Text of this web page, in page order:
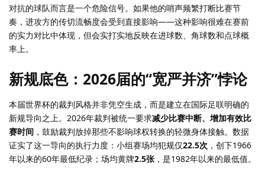
对抗的球队而言是一个危险信号。如果他的哨声频繁打断比赛节
奏，进攻方的传切流畅度会受到直接影响——这种影响很难在赛前
的实力对比中体现，但会实打实地反映在进球数、角球数和点球概
率上。
新规底色：2026届的“宽严并济”悖论
本届世界杯的裁判风格并非凭空生成，而是建立在国际足联明确的
新规导向之上。2026年裁判被统一要求减少比赛中断、增加有效比
赛时间 ，鼓励裁判放掉那些不影响球权转换的轻微身体接触。数据
证实了这一导向的执行力度：小组赛场均犯规仅22.5次 ，创下1966
年以来的60年最低纪录；场均黄牌2.5张，是1982年以来的最低值。